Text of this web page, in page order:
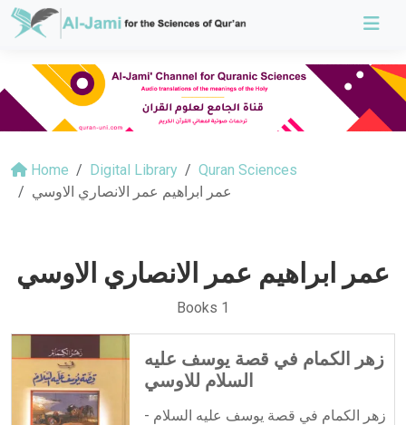
Home Digital Library
Quran Sciences
عمر ابراهيم عمر الانصاري الاوسي
عمر ابراهيم عمر الانصاري الاوسي
Books 1
زهر الكمام في قصة يوسف عليه
السلام للاوسي
زهر الكمام في قصة يوسف عليه السلام -